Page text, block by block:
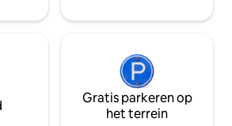
Gratis parkeren op
het terrein